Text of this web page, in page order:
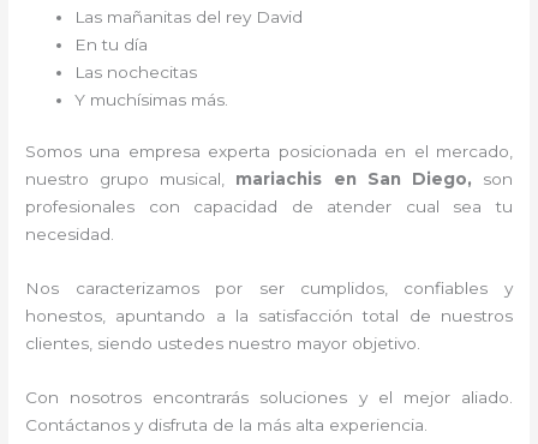
Las mañanitas del rey David
En tu día
Las nochecitas
Y muchísimas más.
Somos una empresa experta posicionada en el mercado,
nuestro grupo musical, mariachis en San Diego, son
profesionales con capacidad de atender cual sea tu
necesidad.
Nos caracterizamos por ser cumplidos, confiables y
honestos, apuntando a la satisfacción total de nuestros
clientes, siendo ustedes nuestro mayor objetivo.
Con nosotros encontrarás soluciones y el mejor aliado.
Contáctanos y disfruta de la más alta experiencia.